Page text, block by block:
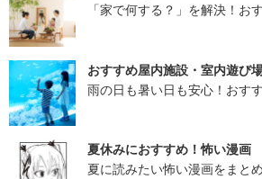
「家で何する？」を解決！お
おすすめ屋内施設・室内遊び
雨の日も暑い日も安心！おす
夏休みにおすすめ！怖い漫画
夏に読みたい怖い漫画をまと